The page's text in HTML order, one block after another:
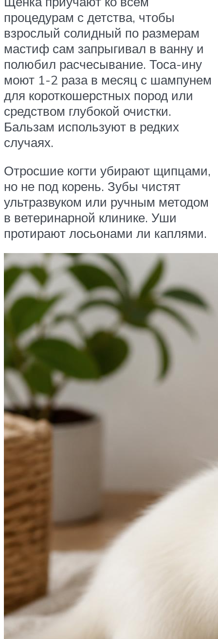
процедурам с детства, чтобы
взрослый солидный по размерам
мастиф сам запрыгивал в ванну и
полюбил расчесывание. Тоса-ину
моют 1-2 раза в месяц с шампунем
для короткошерстных пород или
средством глубокой очистки.
Бальзам используют в редких
случаях.
Отросшие когти убирают щипцами,
но не под корень. Зубы чистят
ультразвуком или ручным методом
в ветеринарной клинике. Уши
протирают лосьонами ли каплями.